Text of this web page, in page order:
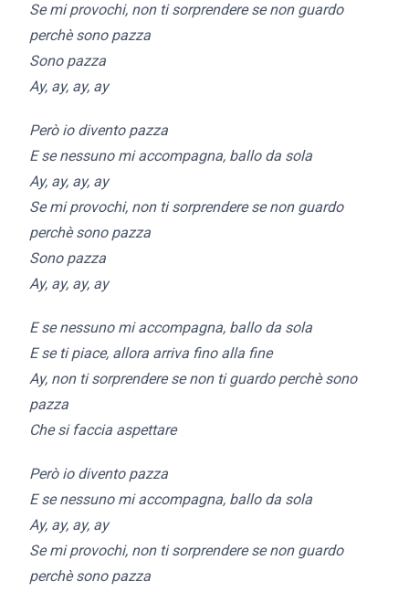
Se mi provochi, non ti sorprendere se non guardo
perchè sono pazza
Sono pazza
Ay, ay, ay, ay
Però io divento pazza
E se nessuno mi accompagna, ballo da sola
Ay, ay, ay, ay
Se mi provochi, non ti sorprendere se non guardo
perchè sono pazza
Sono pazza
Ay, ay, ay, ay
E se nessuno mi accompagna, ballo da sola
E se ti piace, allora arriva fino alla fine
Ay, non ti sorprendere se non ti guardo perchè sono
pazza
Che si faccia aspettare
Però io divento pazza
E se nessuno mi accompagna, ballo da sola
Ay, ay, ay, ay
Se mi provochi, non ti sorprendere se non guardo
perchè sono pazza